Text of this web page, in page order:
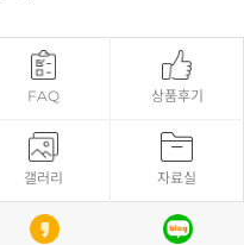
FAQ 상품후기
갤러리 자료실